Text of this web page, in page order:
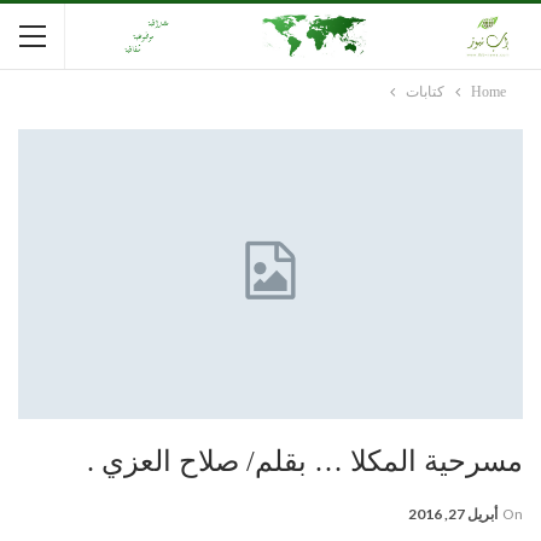
Home كتابات
مسرحية المكلا … بقلم/ صلاح العزي .
On أبريل 27, 2016